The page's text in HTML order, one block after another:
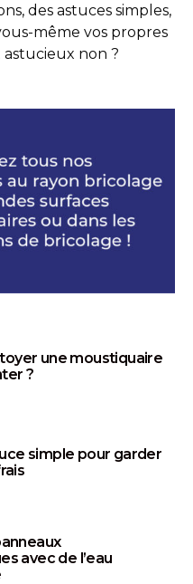
des astuces simples,
même vos propres
astucieux non ?
une moustiquaire
?
simple pour garder
avec de l’eau